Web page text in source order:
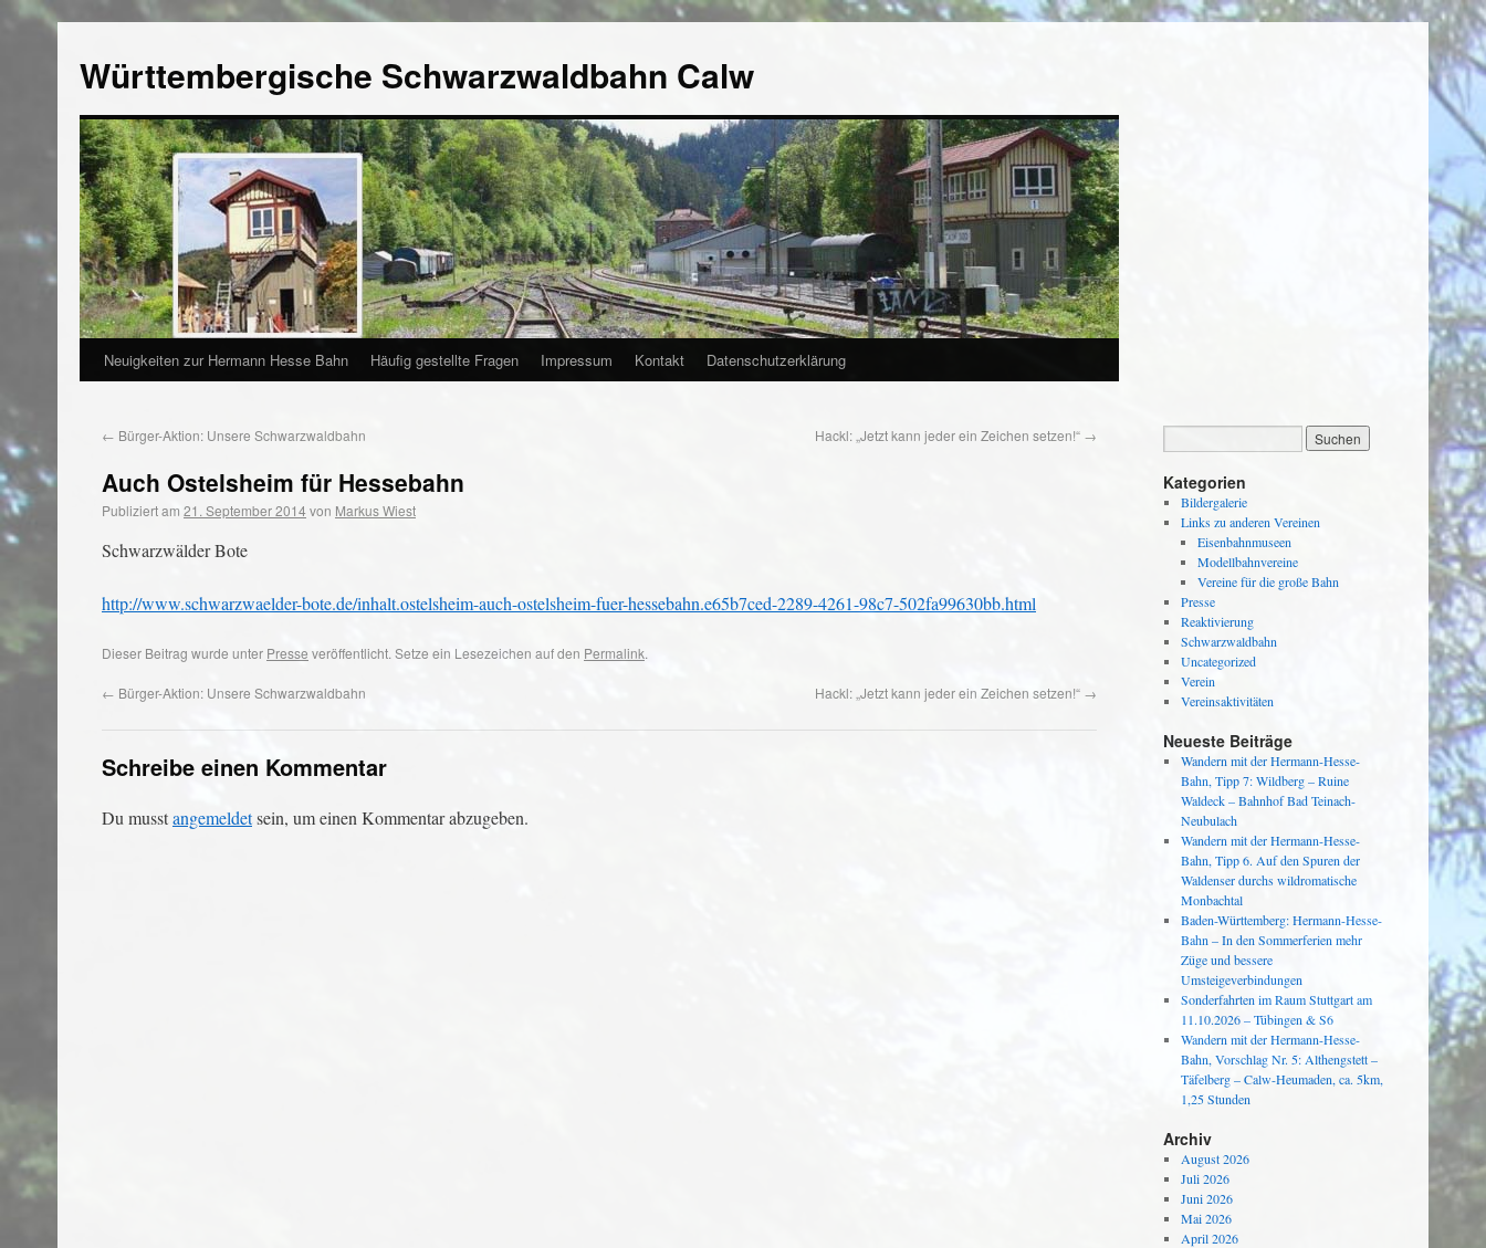
Württembergische Schwarzwaldbahn Calw
Neuigkeiten zur Hermann Hesse Bahn Häufig gestellte Fragen Impressum Kontakt Datenschutzerklärung
← Bürger-Aktion: Unsere Schwarzwaldbahn Hackl: „Jetzt kann jeder ein Zeichen setzen!“ →
Auch Ostelsheim für Hessebahn
Publiziert am 21. September 2014von Markus Wiest
Schwarzwälder Bote
http://www.schwarzwaelder-bote.de/inhalt.ostelsheim-auch-ostelsheim-fuer-hessebahn.e65b7ced-2289-4261-98c7-502fa99630bb.html
Dieser Beitrag wurde unter Presse veröffentlicht. Setze ein Lesezeichen auf den Permalink.
← Bürger-Aktion: Unsere Schwarzwaldbahn Hackl: „Jetzt kann jeder ein Zeichen setzen!“ →
Schreibe einen Kommentar
Du musstangemeldetsein, um einen Kommentar abzugeben.
Kategorien
Bildergalerie
Links zu anderen Vereinen
Eisenbahnmuseen
Modellbahnvereine
Vereine für die große Bahn
Presse
Reaktivierung
Schwarzwaldbahn
Uncategorized
Verein
Vereinsaktivitäten
Neueste Beiträge
Wandern mit der Hermann-Hesse-
Bahn, Tipp 7: Wildberg – Ruine
Waldeck – Bahnhof Bad Teinach-
Neubulach
Wandern mit der Hermann-Hesse-
Bahn, Tipp 6. Auf den Spuren der
Waldenser durchs wildromatische
Monbachtal
Baden-Württemberg: Hermann-Hesse-
Bahn – In den Sommerferien mehr
Züge und bessere
Umsteigeverbindungen
Sonderfahrten im Raum Stuttgart am
11.10.2026 – Tübingen & S6
Wandern mit der Hermann-Hesse-
Bahn, Vorschlag Nr. 5: Althengstett –
Täfelberg – Calw-Heumaden, ca. 5km,
1,25 Stunden
Archiv
August 2026
Juli 2026
Juni 2026
Mai 2026
April 2026